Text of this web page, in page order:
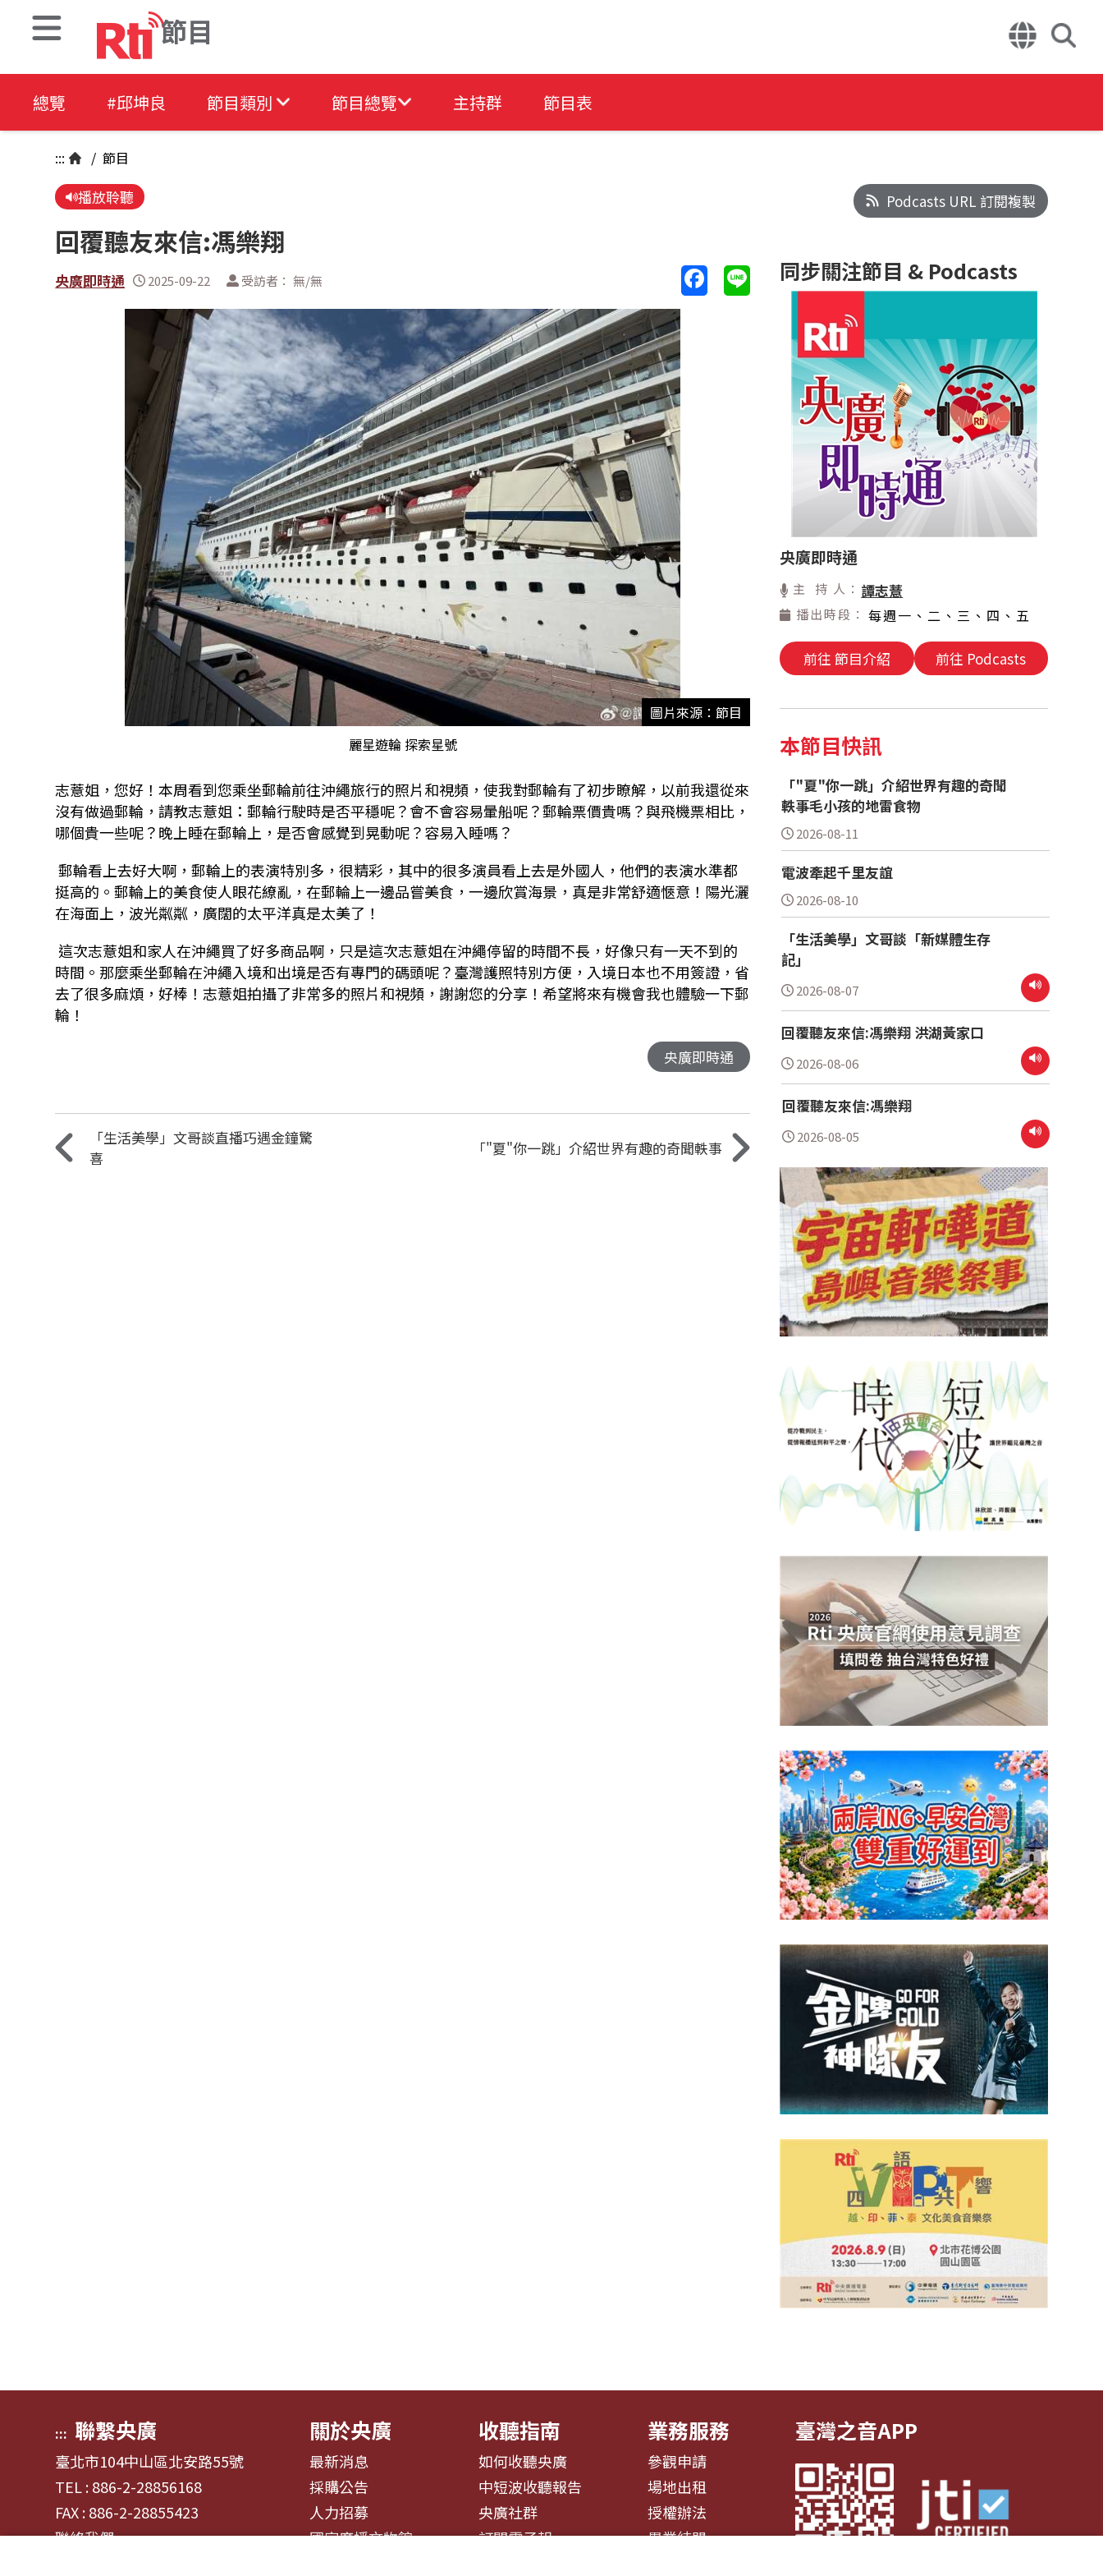
節目
總覽 #邱坤良 節目類別 節目總覽 主持群 節目表
::: / 節目
播放聆聽
回覆聽友來信:馮樂翔
央廣即時通 2025-09-22 受訪者： 無/無
圖片來源：節目
麗星遊輪 探索星號
志薏姐，您好！本周看到您乘坐郵輪前往沖繩旅行的照片和視頻，使我對郵輪有了初步瞭解，以前我還從來
沒有做過郵輪，請教志薏姐：郵輪行駛時是否平穩呢？會不會容易暈船呢？郵輪票價貴嗎？與飛機票相比，
哪個貴一些呢？晚上睡在郵輪上，是否會感覺到晃動呢？容易入睡嗎？
郵輪看上去好大啊，郵輪上的表演特別多，很精彩，其中的很多演員看上去是外國人，他們的表演水準都
挺高的。郵輪上的美食使人眼花繚亂，在郵輪上一邊品嘗美食，一邊欣賞海景，真是非常舒適愜意！陽光灑
在海面上，波光粼粼，廣闊的太平洋真是太美了！
這次志薏姐和家人在沖繩買了好多商品啊，只是這次志薏姐在沖繩停留的時間不長，好像只有一天不到的
時間。那麼乘坐郵輪在沖繩入境和出境是否有專門的碼頭呢？臺灣護照特別方便，入境日本也不用簽證，省
去了很多麻煩，好棒！志薏姐拍攝了非常多的照片和視頻，謝謝您的分享！希望將來有機會我也體驗一下郵
輪！
央廣即時通
「生活美學」文哥談直播巧遇金鐘驚
喜
「"夏"你一跳」介紹世界有趣的奇聞軼事
Podcasts URL 訂閱複製
同步關注節目 & Podcasts
央廣即時通
主 持 人： 譚志薏
播出時段： 每週一、二、三、四、五
前往 節目介紹 前往 Podcasts
本節目快訊
「"夏"你一跳」介紹世界有趣的奇聞
軼事毛小孩的地雷食物
2026-08-11
電波牽起千里友誼
2026-08-10
「生活美學」文哥談「新媒體生存
記」
2026-08-07
回覆聽友來信:馮樂翔 洪湖黃家口
2026-08-06
回覆聽友來信:馮樂翔
2026-08-05
::: 聯繫央廣
臺北市104中山區北安路55號
TEL : 886-2-28856168
FAX : 886-2-28855423
聯絡我們
關於央廣
最新消息
採購公告
人力招募
國家廣播文物館
收聽指南
如何收聽央廣
中短波收聽報告
央廣社群
訂閱電子報
業務服務
參觀申請
場地出租
授權辦法
異業結盟
臺灣之音APP